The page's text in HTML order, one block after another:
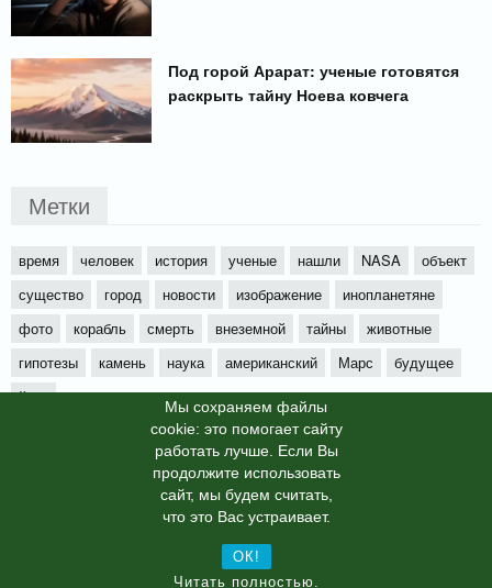
Мы cохраняем файлы
cookie: это помогает сайту
работать лучше. Если Вы
продолжите использовать
сайт, мы будем считать,
что это Вас устраивает.
ОК!
Читать полностью.
Под горой Арарат: ученые готовятся
раскрыть тайну Ноева ковчега
Метки
время человек история ученые нашли NASA
объект
существо
город новости изображение
инопланетяне
фото
корабль смерть внеземной тайны
животные
гипотезы
камень наука американский Марс
будущее
йети
© info-dimurra.ru 2025г. This site is protected by
reCAPTCHA and the GooglePrivacy Policyand
apply.